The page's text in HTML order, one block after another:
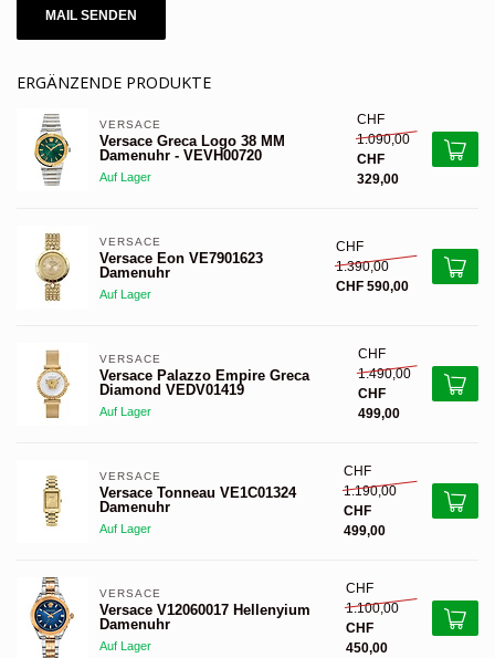
MAIL SENDEN
ERGÄNZENDE PRODUKTE
VERSACE
Versace Greca Logo 38 MM
Damenuhr - VEVH00720
Auf Lager
CHF
1.090,00
CHF
329,00
VERSACE
Versace Eon VE7901623
Damenuhr
Auf Lager
CHF
1.390,00
CHF 590,00
VERSACE
Versace Palazzo Empire Greca
Diamond VEDV01419
Auf Lager
CHF
1.490,00
CHF
499,00
VERSACE
Versace Tonneau VE1C01324
Damenuhr
Auf Lager
CHF
1.190,00
CHF
499,00
VERSACE
Versace V12060017 Hellenyium
Damenuhr
Auf Lager
CHF
1.100,00
CHF
450,00